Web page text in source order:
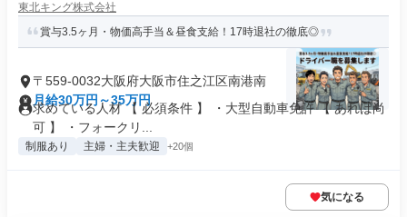
東北キング株式会社
賞与3.5ヶ月・物価高手当＆昼食支給！17時退社の徹底◎
〒559-0032大阪府大阪市住之江区南港南
月給30万円～35万円
求めている人材 【 必須条件 】 ・大型自動車免許 【 あれば尚
可 】 ・フォークリ...
制服あり 主婦・主夫歓迎 +20個
気になる